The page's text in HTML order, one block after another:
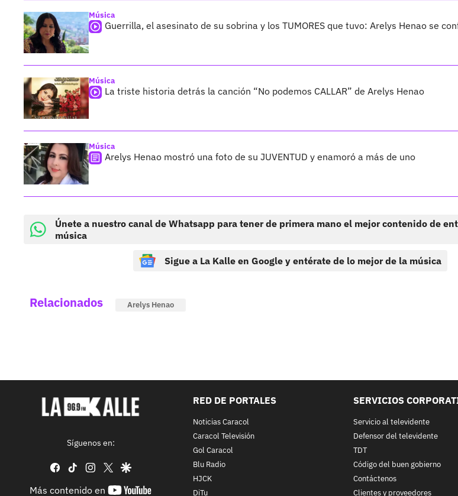
Música
Guerrilla, el asesinato de su sobrina y los TUMORES que tuvo: Arelys Henao se
Música
La triste historia detrás la canción “No podemos CALLAR” de Arelys Henao
Música
Arelys Henao mostró una foto de su JUVENTUD y enamoró a más de uno
Únete a nuestro canal de Whatsapp para tener de primera mano el mejor contenido de
música
Sigue a La Kalle en Google y entérate de lo mejor de la música
Relacionados Arelys Henao
Síguenos en:
facebook
tiktok instagram
twittergoogle
Más contenido en
youtube-
RED DE PORTALES
Noticias Caracol
Caracol Televisión
Gol Caracol
Blu Radio
HJCK
DiTu
SERVICIOS
Servicio al televidente
Defensor del televidente
TDT
Código del buen gobierno
Contáctenos
Clientes y proveedores